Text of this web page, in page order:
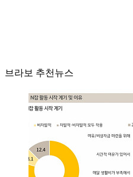
브라보 추천뉴스